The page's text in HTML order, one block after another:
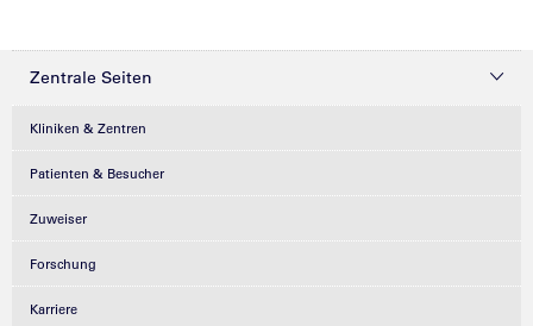
Zentrale Seiten
Kliniken & Zentren
Patienten & Besucher
Zuweiser
Forschung
Karriere